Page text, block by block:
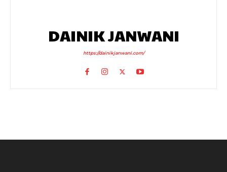
DAINIK JANWANI
https://dainikjanwani.com/